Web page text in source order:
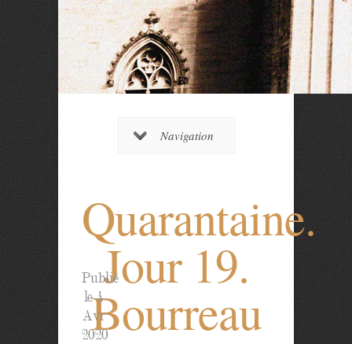
Navigation
Quarantaine.
Jour 19.
Bourreau
Publié
le 4
Avr
2020